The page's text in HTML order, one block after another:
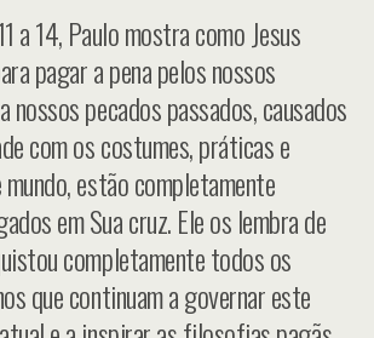
a 14, Paulo mostra como Jesus
pagar a pena pelos nossos
nossos pecados passados, causados
com os costumes, práticas e
estão completamente
em Sua cruz. Ele os lembra de
completamente todos os
que continuam a governar este